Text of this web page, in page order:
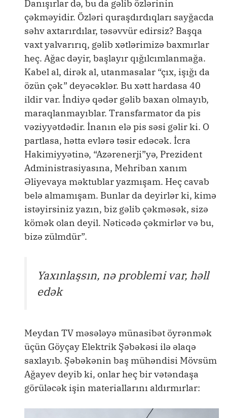
Danışırlar də, bu da gəlib özlərinin
çəkməyidir. Özləri quraşdırdıqları sayğacda
səhv axtarırdılar, təsəvvür edirsiz? Başqa
vaxt yalvarırıq, gəlib xətlərimizə baxmırlar
heç. Ağac dəyir, başlayır qığılcımlanmağa.
Kabel al, dirək al, utanmasalar “çıx, işığı da
özün çək” deyəcəklər. Bu xətt hardasa 40
ildir var. İndiyə qədər gəlib baxan olmayıb,
maraqlanmayıblar. Transfarmator da pis
vəziyyətdədir. İnanın elə pis səsi gəlir ki. O
partlasa, hətta evlərə təsir edəcək. İcra
Hakimiyyətinə, “Azərenerji”yə, Prezident
Administrasiyasına, Mehriban xanım
Əliyevaya məktublar yazmışam. Heç cavab
belə almamışam. Bunlar da deyirlər ki, kimə
istəyirsiniz yazın, biz gəlib çəkməsək, sizə
kömək olan deyil. Nəticədə çəkmirlər və bu,
bizə zülmdür”.
Yaxınlaşsın, nə problemi var, həll
edək
Meydan TV məsələyə münasibət öyrənmək
üçün Göyçay Elektrik Şəbəkəsi ilə əlaqə
saxlayıb. Şəbəkənin baş mühəndisi Mövsüm
Ağayev deyib ki, onlar heç bir vətəndaşa
görüləcək işin materiallarını aldırmırlar: